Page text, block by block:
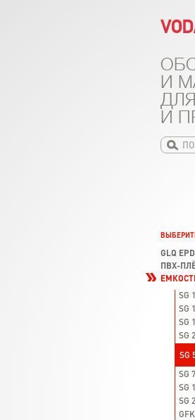
И
И
GLQ
ПВХ-
SG
SG
SG
SG
SG
SG
SG
SG